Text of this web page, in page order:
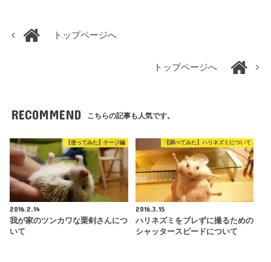
トップページへ
トップページへ
RECOMMEND こちらの記事も人気です。
【使ってみた】ケージ編
2016.2.14
我が家のツンカワな栗剣さんにつ
いて
【調べてみた】ハリネズミについて
2016.3.15
ハリネズミをブレずに撮るための
シャッタースピードについて